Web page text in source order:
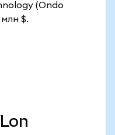
(Ondo
млн $.